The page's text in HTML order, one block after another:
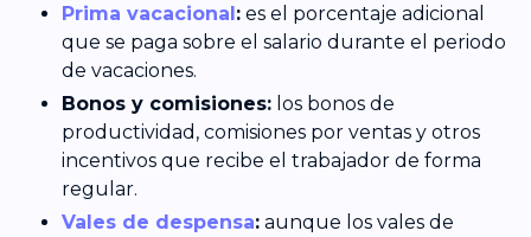
Prima vacacional: es el porcentaje adicional
que se paga sobre el salario durante el periodo
de vacaciones.
Bonos y comisiones: los bonos de
productividad, comisiones por ventas y otros
incentivos que recibe el trabajador de forma
regular.
Vales de despensa: aunque los vales de